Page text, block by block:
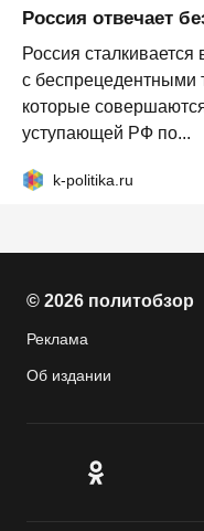
Россия отвечает
Россия
с беспрецедентными
которые
уступающей РФ по...
k-politika.ru
© 2026 политобзор
Реклама
Об издании